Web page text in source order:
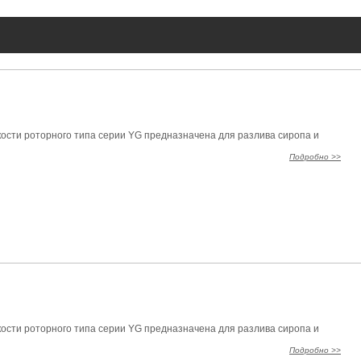
роторного типа серии YG предназначена для разлива сиропа и
Подробно >>
роторного типа серии YG предназначена для разлива сиропа и
Подробно >>